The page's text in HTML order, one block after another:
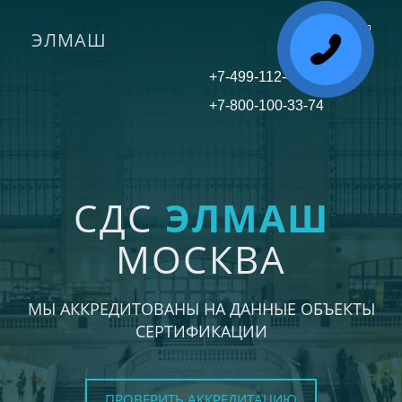
Toggle
ЭЛМАШ
СДС ЭЛМАШ
МОСКВА
МЫ АККРЕДИТОВАНЫ НА ДАННЫЕ ОБЪЕКТЫ
СЕРТИФИКАЦИИ
+7-499-112-45-81
+7-800-100-33-74